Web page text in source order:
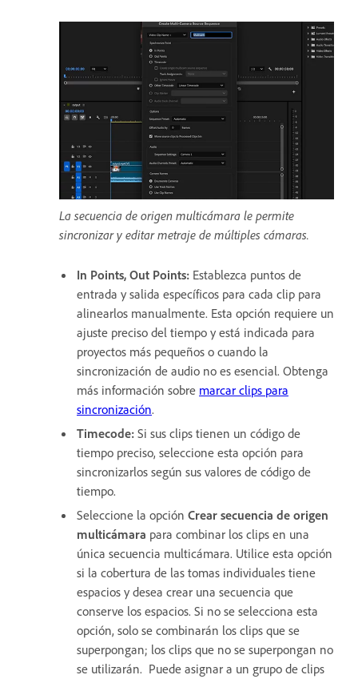
La secuencia de origen multicámara le permite
sincronizar y editar metraje de múltiples cámaras.
In Points, Out Points: Establezca puntos de
entrada y salida específicos para cada clip para
alinearlos manualmente. Esta opción requiere un
ajuste preciso del tiempo y está indicada para
proyectos más pequeños o cuando la
sincronización de audio no es esencial. Obtenga
más información sobre marcar clips para
sincronización.
Timecode: Si sus clips tienen un código de
tiempo preciso, seleccione esta opción para
sincronizarlos según sus valores de código de
tiempo.
Seleccione la opción Crear secuencia de origen
multicámara para combinar los clips en una
única secuencia multicámara. Utilice esta opción
si la cobertura de las tomas individuales tiene
espacios y desea crear una secuencia que
conserve los espacios. Si no se selecciona esta
opción, solo se combinarán los clips que se
superpongan; los clips que no se superpongan no
se utilizarán. Puede asignar a un grupo de clips